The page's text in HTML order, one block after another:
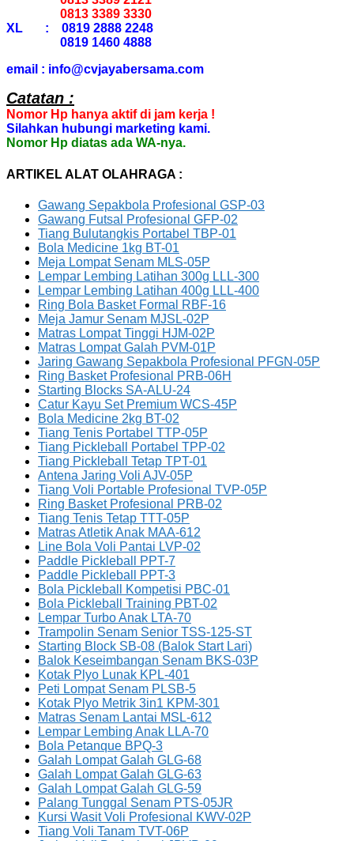
0813 3389 3330
XL : 0819 2888 2248
0819 1460 4888
email : info@cvjayabersama.com
Catatan :
Nomor Hp hanya aktif di jam kerja !
Silahkan hubungi marketing kami.
Nomor Hp diatas ada WA-nya.
ARTIKEL ALAT OLAHRAGA :
Gawang Sepakbola Profesional GSP-03
Gawang Futsal Profesional GFP-02
Tiang Bulutangkis Portabel TBP-01
Bola Medicine 1kg BT-01
Meja Lompat Senam MLS-05P
Lempar Lembing Latihan 300g LLL-300
Lempar Lembing Latihan 400g LLL-400
Ring Bola Basket Formal RBF-16
Meja Jamur Senam MJSL-02P
Matras Lompat Tinggi HJM-02P
Matras Lompat Galah PVM-01P
Jaring Gawang Sepakbola Profesional PFGN-05P
Ring Basket Profesional PRB-06H
Starting Blocks SA-ALU-24
Catur Kayu Set Premium WCS-45P
Bola Medicine 2kg BT-02
Tiang Tenis Portabel TTP-05P
Tiang Pickleball Portabel TPP-02
Tiang Pickleball Tetap TPT-01
Antena Jaring Voli AJV-05P
Tiang Voli Portable Profesional TVP-05P
Ring Basket Profesional PRB-02
Tiang Tenis Tetap TTT-05P
Matras Atletik Anak MAA-612
Line Bola Voli Pantai LVP-02
Paddle Pickleball PPT-7
Paddle Pickleball PPT-3
Bola Pickleball Kompetisi PBC-01
Bola Pickleball Training PBT-02
Lempar Turbo Anak LTA-70
Trampolin Senam Senior TSS-125-ST
Starting Block SB-08 (Balok Start Lari)
Balok Keseimbangan Senam BKS-03P
Kotak Plyo Lunak KPL-401
Peti Lompat Senam PLSB-5
Kotak Plyo Metrik 3in1 KPM-301
Matras Senam Lantai MSL-612
Lempar Lembing Anak LLA-70
Bola Petanque BPQ-3
Galah Lompat Galah GLG-68
Galah Lompat Galah GLG-63
Galah Lompat Galah GLG-59
Palang Tunggal Senam PTS-05JR
Kursi Wasit Voli Profesional KWV-02P
Tiang Voli Tanam TVT-06P